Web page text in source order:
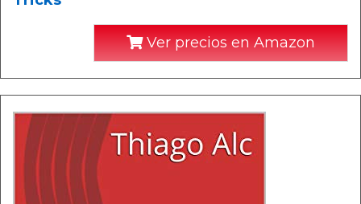
Ver precios en Amazon